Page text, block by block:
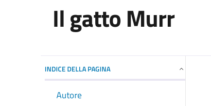
Il gatto Murr
INDICE DELLA PAGINA
Autore